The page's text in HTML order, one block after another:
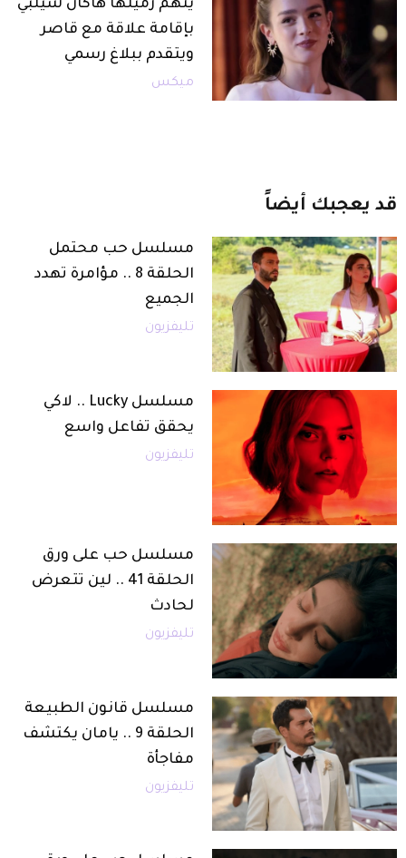
يتهم زميلها هاكان شيلبي
بإقامة علاقة مع قاصر
ويتقدم ببلاغ رسمي
ميكس
قد يعجبك أيضاً
مسلسل حب محتمل
الحلقة 8 .. مؤامرة تهدد
الجميع
تليفزيون
مسلسل Lucky .. لاكي
يحقق تفاعل واسع
تليفزيون
مسلسل حب على ورق
الحلقة 41 .. لين تتعرض
لحادث
تليفزيون
مسلسل قانون الطبيعة
الحلقة 9 .. يامان يكتشف
مفاجأة
تليفزيون